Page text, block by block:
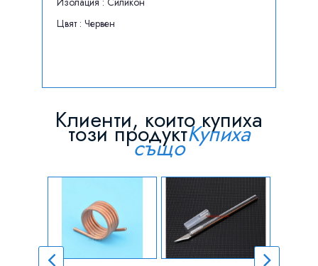
Цвят : Червен
Клиенти, които купиха
този продуктКупиха
също